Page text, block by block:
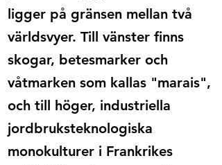
ligger på gränsen mellan två
världsvyer. Till vänster finns
skogar, betesmarker och
våtmarken som kallas "marais",
och till höger, industriella
jordbruksteknologiska
monokulturer i Frankrikes